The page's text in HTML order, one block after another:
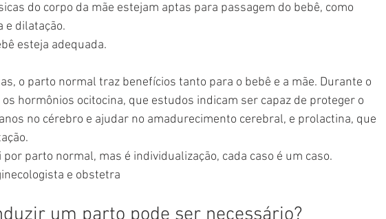
do corpo da mãe estejam aptas para passagem do bebê, como
e dilatação.
esteja adequada.
o parto normal traz benefícios tanto para o bebê e a mãe. Durante o
hormônios ocitocina, que estudos indicam ser capaz de proteger o
no cérebro e ajudar no amadurecimento cerebral, e prolactina, que
parto normal, mas é individualização, cada caso é um caso.
e obstetra